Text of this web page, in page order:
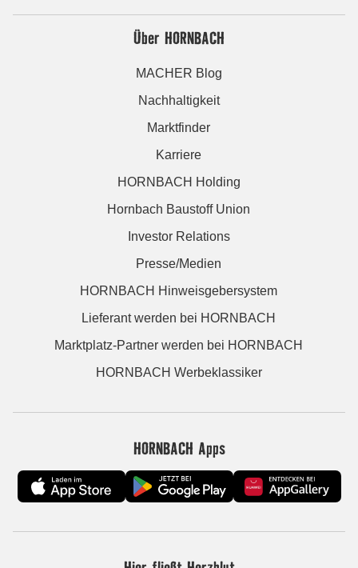
Über HORNBACH
MACHER Blog
Nachhaltigkeit
Marktfinder
Karriere
HORNBACH Holding
Hornbach Baustoff Union
Investor Relations
Presse/Medien
HORNBACH Hinweisgebersystem
Lieferant werden bei HORNBACH
Marktplatz-Partner werden bei HORNBACH
HORNBACH Werbeklassiker
HORNBACH Apps